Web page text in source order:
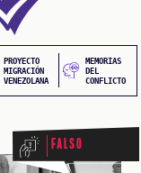
PROYECTO
MIGRACIÓN
VENEZOLANA
MEMORIAS
DEL
CONFLICTO
Falso